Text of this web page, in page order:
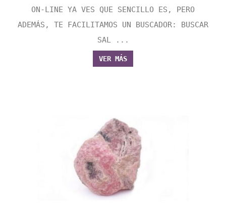
ON-LINE YA VES QUE SENCILLO ES, PERO
ADEMÁS, TE FACILITAMOS UN BUSCADOR: BUSCAR
SAL ...
VER MÁS